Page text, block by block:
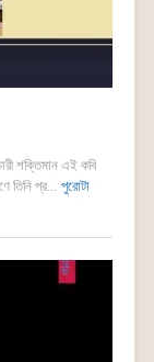
শক্তিমান এই কবি
তিনি প্র... পুরোটা